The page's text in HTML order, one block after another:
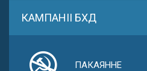
КАМПАНІІ БХД
ПАКАЯННЕ